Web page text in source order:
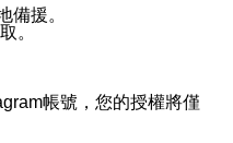
備援。
。
帳號，您的授權將僅